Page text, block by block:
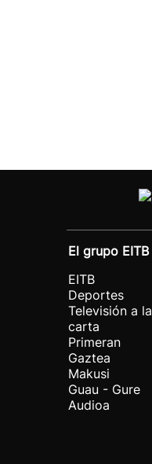
El grupo EITB
EITB
Deportes
Televisión a la
carta
Primeran
Gaztea
Makusi
Guau - Gure
Audioa